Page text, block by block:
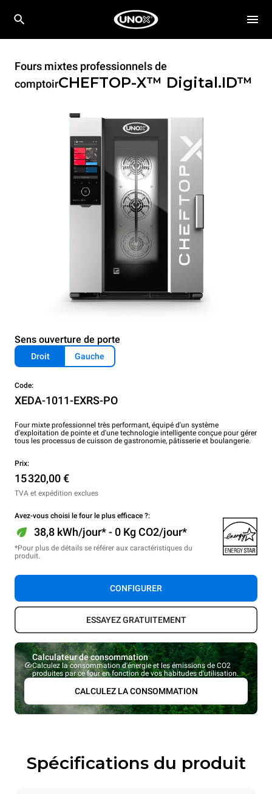
Fours mixtes professionnels de
comptoirCHEFTOP-X™ Digital.ID™
Sens ouverture de porte
Droit Gauche
Code:
XEDA-1011-EXRS-PO
Four mixte professionnel très performant, équipé d'un système
d'exploitation de pointe et d'une technologie intelligente conçue pour gérer
tous les processus de cuisson de gastronomie, pâtisserie et boulangerie.
Prix:
15 320,00 €
TVA et expédition exclues
Avez-vous choisi le four le plus efficace ?:
38,8 kWh/jour* - 0 Kg CO2/jour*
*Pour plus de détails se référer aux caractéristiques du
produit.
CONFIGURER
ESSAYEZ GRATUITEMENT
Calculateur de consommation
Calculez la consommation d'énergie et les émissions de CO2
produites par ce four en fonction de vos habitudes d'utilisation.
CALCULEZ LA CONSOMMATION
Spécifications du produit